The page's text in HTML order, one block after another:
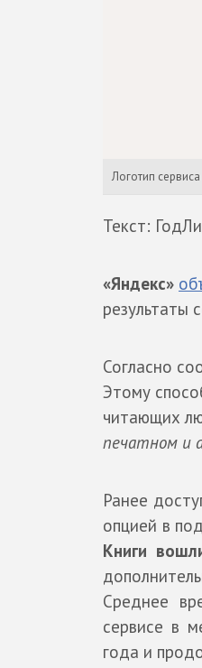
Логотип
Текст:
«Яндекс»
результаты
Согласно
Этому
читающих
печатном и
Ранее
опцией в
Книги
Среднее
сервисе в
года и